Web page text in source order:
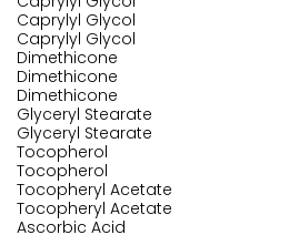
Caprylyl Glycol
Caprylyl Glycol
Dimethicone
Dimethicone
Dimethicone
Glyceryl Stearate
Glyceryl Stearate
Tocopherol
Tocopherol
Tocopheryl Acetate
Tocopheryl Acetate
Ascorbic Acid